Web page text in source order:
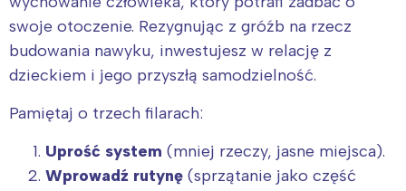
swoje otoczenie. Rezygnując z gróźb na rzecz
budowania nawyku, inwestujesz w relację z
dzieckiem i jego przyszłą samodzielność.
Pamiętaj o trzech filarach:
Uprość system (mniej rzeczy, jasne miejsca).
Wprowadź rutynę (sprzątanie jako część